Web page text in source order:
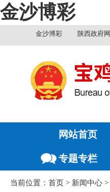
金沙博彩
金沙博彩 陕西政府网
网站首页
专题专栏
当前位置： 首页 > 新闻中心 >